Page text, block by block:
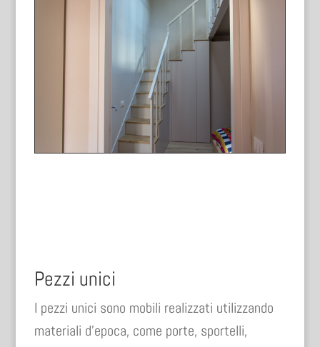
Pezzi unici
I pezzi unici sono mobili realizzati utilizzando
materiali d’epoca, come porte, sportelli,